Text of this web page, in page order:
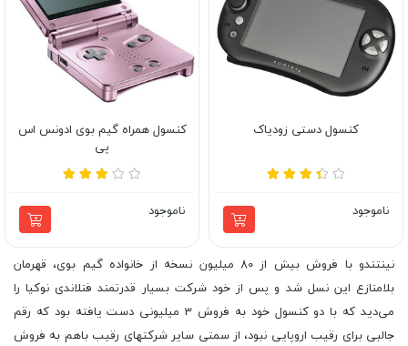
کنسول دستی زودیاک
ناموجود
کنسول همراه گیم بوی ادونس اس
پی
ناموجود
نینتندو با فروش بیش از 80 میلیون نسخه از خانواده گیم بوی، قهرمان
بلامنازع این نسل شد و پس از خود شرکت بسیار قدرتمند فنلاندی نوکیا را
می‌دید که با دو کنسول خود به فروش 3 میلیونی دست یافته بود که رقم
جالبی برای رقیب اروپایی نبود، از سمتی سایر شرکتهای رقیب باهم به فروش